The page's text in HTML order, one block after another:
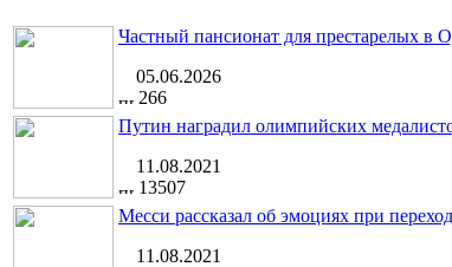
Частный пансионат для престарелых в
05.06.2026
266
Путин наградил олимпийских
11.08.2021
13507
Месси рассказал об эмоциях при
11.08.2021